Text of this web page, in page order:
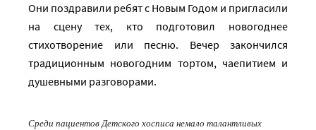
Они поздравили ребят с Новым Годом и пригласили
на сцену тех, кто подготовил новогоднее
стихотворение или песню. Вечер закончился
традиционным новогодним тортом, чаепитием и
душевными разговорами.
Среди пациентов Детского хосписа немало талантливых